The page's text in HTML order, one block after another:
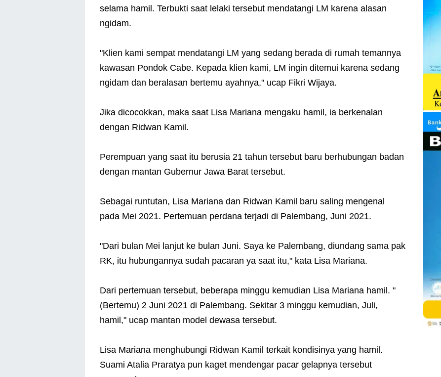
selama hamil. Terbukti saat lelaki tersebut mendatangi LM karena alasan
ngidam.
"Klien kami sempat mendatangi LM yang sedang berada di rumah temannya
kawasan Pondok Cabe. Kepada klien kami, LM ingin ditemui karena sedang
ngidam dan beralasan bertemu ayahnya," ucap Fikri Wijaya.
Jika dicocokkan, maka saat Lisa Mariana mengaku hamil, ia berkenalan
dengan Ridwan Kamil.
Perempuan yang saat itu berusia 21 tahun tersebut baru berhubungan badan
dengan mantan Gubernur Jawa Barat tersebut.
Sebagai runtutan, Lisa Mariana dan Ridwan Kamil baru saling mengenal
pada Mei 2021. Pertemuan perdana terjadi di Palembang, Juni 2021.
"Dari bulan Mei lanjut ke bulan Juni. Saya ke Palembang, diundang sama pak
RK, itu hubungannya sudah pacaran ya saat itu," kata Lisa Mariana.
Dari pertemuan tersebut, beberapa minggu kemudian Lisa Mariana hamil. "
(Bertemu) 2 Juni 2021 di Palembang. Sekitar 3 minggu kemudian, Juli,
hamil," ucap mantan model dewasa tersebut.
Lisa Mariana menghubungi Ridwan Kamil terkait kondisinya yang hamil.
Suami Atalia Praratya pun kaget mendengar pacar gelapnya tersebut